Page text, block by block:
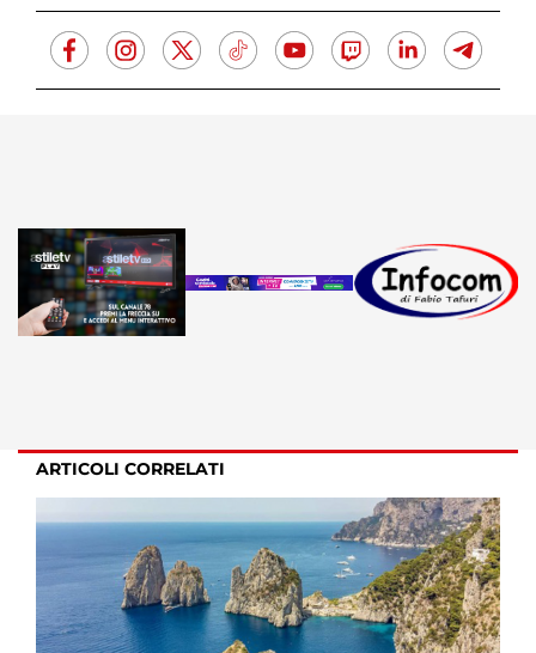
ARTICOLI CORRELATI